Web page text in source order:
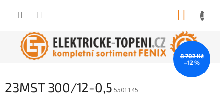
23MST 300/12-0,5 5501145
8 702 Kč
–12 %